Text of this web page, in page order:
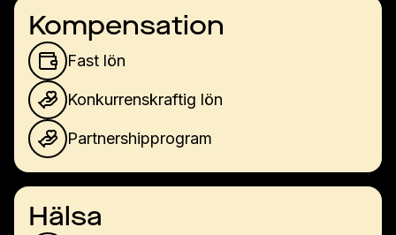
Kompensation
Fast lön
Konkurrenskraftig lön
Partnershipprogram
Hälsa